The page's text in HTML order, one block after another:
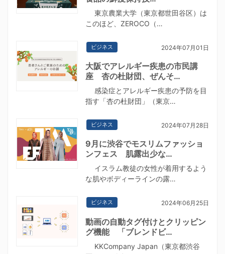
東京農業大学（東京都世田谷区）は
このほど、ZEROCO（…
ビジネス 2024年07月01日
大阪でアレルギー疾患の市民講
座 杏の杜財団、ぜんそ…
感染症とアレルギー疾患の予防を目
指す「杏の杜財団」（東京…
ビジネス 2024年07月28日
9月に渋谷でモスリムファッショ
ンフェス 肌露出少な…
イスラム教徒の女性が着用するよう
な肌やボディーラインの露…
ビジネス 2024年06月25日
動画の自動タグ付けとクリッピン
グ機能 「ブレンドビ…
KKCompany Japan（東京都渋谷